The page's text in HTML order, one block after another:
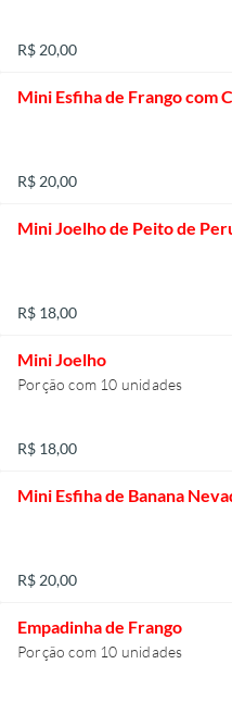
R$ 20,00
Mini Esfiha de Frango com
R$ 20,00
Mini Joelho de Peito de
R$ 18,00
Mini Joelho
Porção com 10 unidades
R$ 18,00
Mini Esfiha de Banana
R$ 20,00
Empadinha de Frango
Porção com 10 unidades